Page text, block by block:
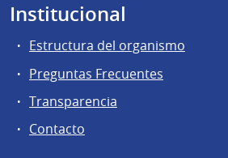
Institucional
Estructura del organismo
Preguntas Frecuentes
Transparencia
Contacto